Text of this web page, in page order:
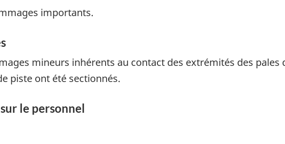
importants.
mineurs inhérents au contact des extrémités des
piste ont été sectionnés.
le personnel